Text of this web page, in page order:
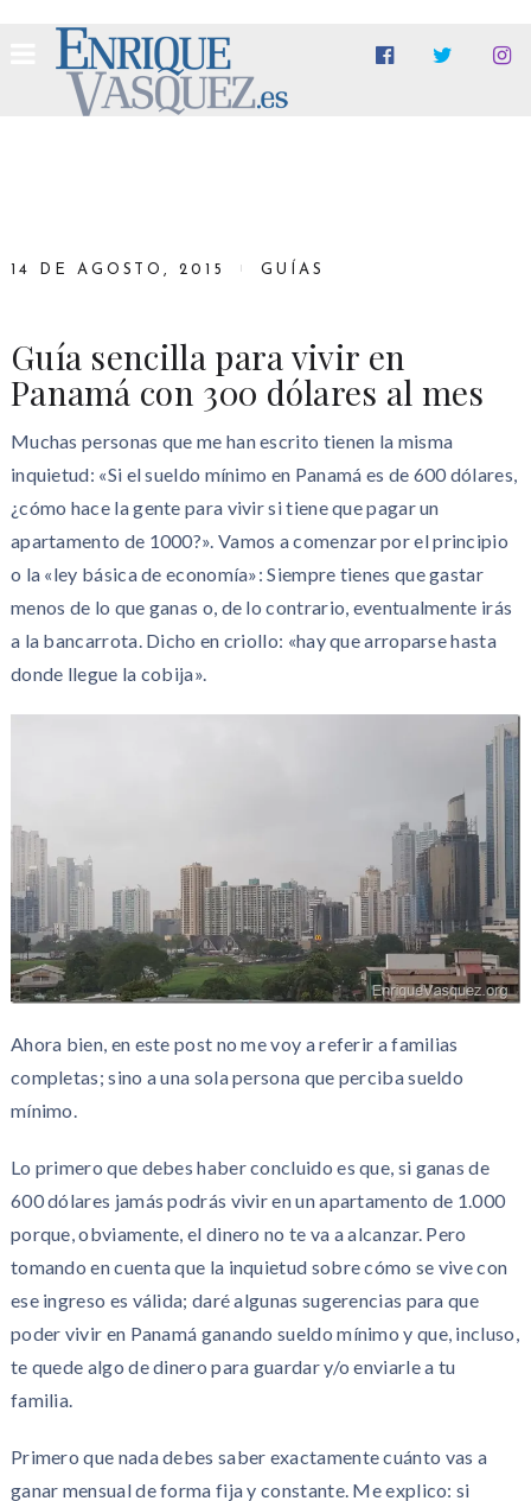
14 DE AGOSTO, 2015 GUÍAS
Guía sencilla para vivir en
Panamá con 300 dólares al mes
Muchas personas que me han escrito tienen la misma
inquietud: «Si el sueldo mínimo en Panamá es de 600 dólares,
¿cómo hace la gente para vivir si tiene que pagar un
apartamento de 1000?». Vamos a comenzar por el principio
o la «ley básica de economía»: Siempre tienes que gastar
menos de lo que ganas o, de lo contrario, eventualmente irás
a la bancarrota. Dicho en criollo: «hay que arroparse hasta
donde llegue la cobija».
Ahora bien, en este post no me voy a referir a familias
completas; sino a una sola persona que perciba sueldo
mínimo.
Lo primero que debes haber concluido es que, si ganas de
600 dólares jamás podrás vivir en un apartamento de 1.000
porque, obviamente, el dinero no te va a alcanzar. Pero
tomando en cuenta que la inquietud sobre cómo se vive con
ese ingreso es válida; daré algunas sugerencias para que
poder vivir en Panamá ganando sueldo mínimo y que, incluso,
te quede algo de dinero para guardar y/o enviarle a tu
familia.
Primero que nada debes saber exactamente cuánto vas a
ganar mensual de forma fija y constante. Me explico: si